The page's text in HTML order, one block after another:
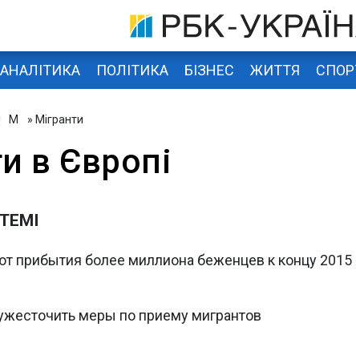
АНАЛІТИКА ПОЛІТИКА БІЗНЕС ЖИТТЯ
М » Мігранти
в Європі
прибытия более миллиона беженцев к концу 2015
меры по приему мигрантов